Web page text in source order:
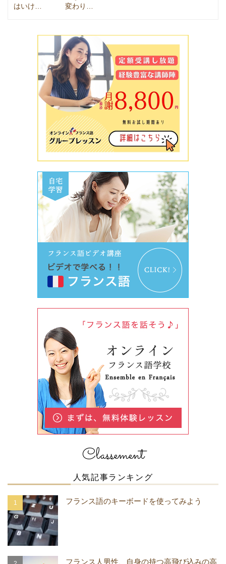
はいけ…
変わり…
Classement
人気記事ランキング
フランス語のキーボードを使ってみよう
フランス人男性、自身の持つ高飛び込みの高